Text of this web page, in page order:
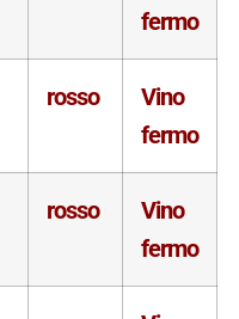
fermo
rosso
Vino
fermo
rosso
Vino
fermo